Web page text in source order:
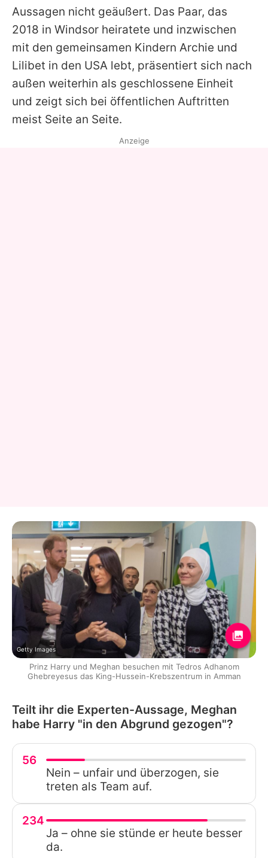
Aussagen nicht geäußert. Das Paar, das
2018 in Windsor heiratete und inzwischen
mit den gemeinsamen Kindern Archie und
Lilibet in den USA lebt, präsentiert sich nach
außen weiterhin als geschlossene Einheit
und zeigt sich bei öffentlichen Auftritten
meist Seite an Seite.
Anzeige
Getty Images
Prinz Harry und Meghan besuchen mit Tedros Adhanom
Ghebreyesus das King-Hussein-Krebszentrum in Amman
Teilt ihr die Experten-Aussage, Meghan
habe Harry "in den Abgrund gezogen"?
56
Nein – unfair und überzogen, sie
treten als Team auf.
234
Ja – ohne sie stünde er heute besser
da.